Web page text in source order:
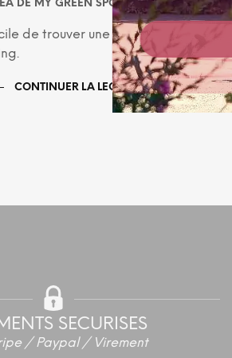
DE MY GREEN SPORT le 28 OCTOBRE
de trouver une marque de sport
CONTINUER LA LECTURE
SECURISES
/ Paypal / Virement